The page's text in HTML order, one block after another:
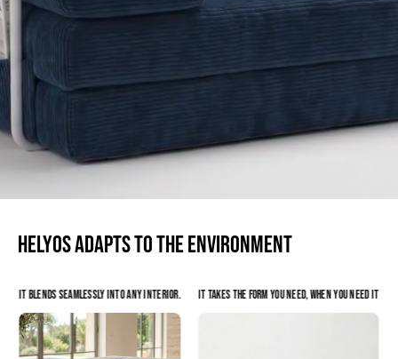
HELYOS ADAPTS TO THE ENVIRONMENT
IT BLENDS SEAMLESSLY INTO ANY INTERIOR. IT TAKES THE FORM YOU NEED, WHEN YOU NEED IT